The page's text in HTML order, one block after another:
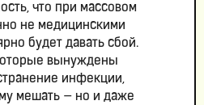
что при массовом
не медицинскими
будет давать сбой.
вынуждены
инфекции,
мешать — но и даже